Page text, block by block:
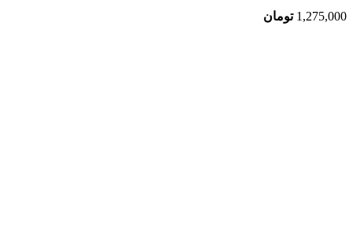
1,275,000 تومان